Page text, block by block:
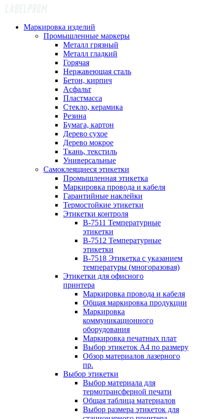
Маркировка изделий
Промышленные маркеры
Металл грязный
Металл гладкий
Горячая
Нержавеющая сталь
Бетон, кирпич
Асфальт
Пластмасса
Стекло, керамика
Резина
Бумага, картон
Дерево сухое
Дерево мокрое
Ткань, текстиль
Универсальные
Самоклеящиеся этикетки
Промышленная этикетка
Маркировка провода и кабеля
Гарантийные наклейки
Термостойкие этикетки
Этикетки контроля
B-7511 Температурные
этикетки
B-7512 Температурные
этикетки
B-7518 Этикетка с указанием
температуры (многоразовая)
Этикетки для офисного
принтера
Маркировка провода и кабеля
Общая маркировка продукции
Маркировка
коммуникационного
оборудования
Маркировка печатных плат
Выбор этикеток А4 по размеру
Обзор материалов лазерного
пр.
Выбор этикетки
Выбор материала для
термотрансферной печати
Общая таблица материалов
Выбор размера этикеток для